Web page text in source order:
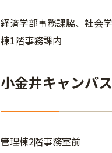
経済学部事務課脇、社会
棟1階事務課内
小金井キャンパス
管理棟2階事務室前